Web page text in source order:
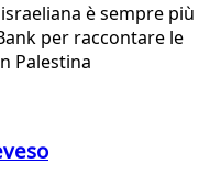
è sempre più
per raccontare le
Palestina